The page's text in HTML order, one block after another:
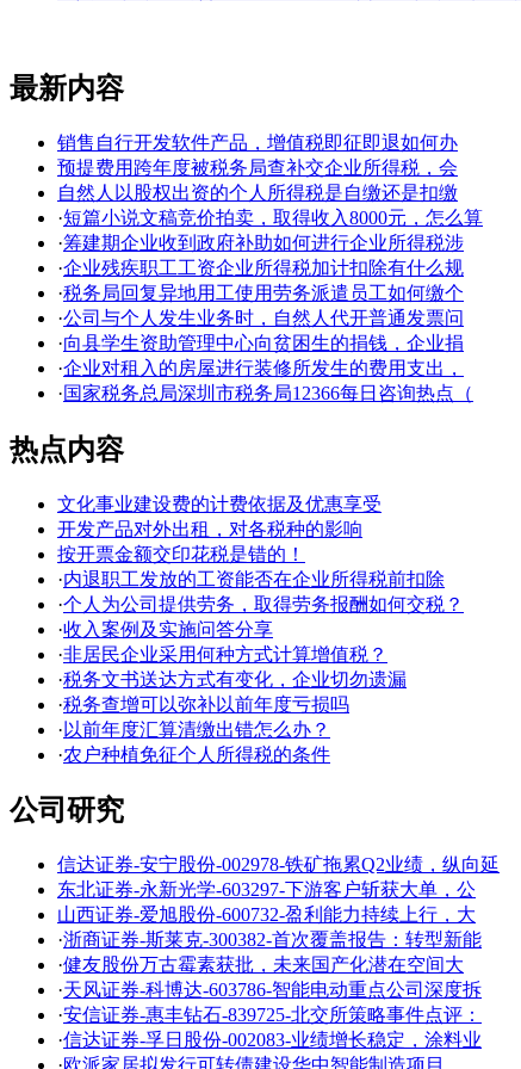
最新内容
销售自行开发软件产品，增值税即征即退如何办
预提费用跨年度被税务局查补交企业所得税，会
自然人以股权出资的个人所得税是自缴还是扣缴
·短篇小说文稿竞价拍卖，取得收入8000元，怎么算
·筹建期企业收到政府补助如何进行企业所得税涉
·企业残疾职工工资企业所得税加计扣除有什么规
·税务局回复异地用工使用劳务派遣员工如何缴个
·公司与个人发生业务时，自然人代开普通发票问
·向县学生资助管理中心向贫困生的捐钱，企业捐
·企业对租入的房屋进行装修所发生的费用支出，
·国家税务总局深圳市税务局12366每日咨询热点（
热点内容
文化事业建设费的计费依据及优惠享受
开发产品对外出租，对各税种的影响
按开票金额交印花税是错的！
·内退职工发放的工资能否在企业所得税前扣除
·个人为公司提供劳务，取得劳务报酬如何交税？
·收入案例及实施问答分享
·非居民企业采用何种方式计算增值税？
·税务文书送达方式有变化，企业切勿遗漏
·税务查增可以弥补以前年度亏损吗
· 以前年度汇算清缴出错怎么办？
·农户种植免征个人所得税的条件
公司研究
信达证券-安宁股份-002978-铁矿拖累Q2业绩，纵向延
东北证券-永新光学-603297-下游客户斩获大单，公
山西证券-爱旭股份-600732-盈利能力持续上行，大
·浙商证券-斯莱克-300382-首次覆盖报告：转型新能
·健友股份万古霉素获批，未来国产化潜在空间大
·天风证券-科博达-603786-智能电动重点公司深度拆
·安信证券-惠丰钻石-839725-北交所策略事件点评：
·信达证券-孚日股份-002083-业绩增长稳定，涂料业